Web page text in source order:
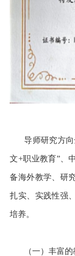
导师研究方
文+职业教育”、
备海外教学、研
扎实、实践性强
培养。
（一）丰富